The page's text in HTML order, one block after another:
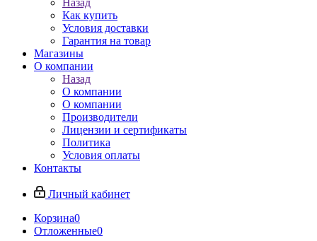
Назад
Как купить
Условия доставки
Гарантия на товар
Магазины
О компании
Назад
О компании
О компании
Производители
Лицензии и сертификаты
Политика
Условия оплаты
Контакты
Личный кабинет
Корзина0
Отложенные0